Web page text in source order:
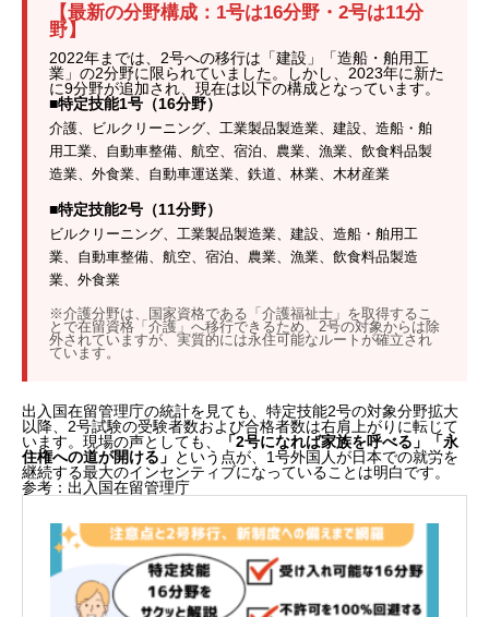
【最新の分野構成：1号は16分野・2号は11分
野】
2022年までは、2号への移行は「建設」「造船・舶用工
業」の2分野に限られていました。しかし、2023年に新た
に9分野が追加され、現在は以下の構成となっています。
■特定技能1号（16分野）
介護、ビルクリーニング、工業製品製造業、建設、造船・舶
用工業、自動車整備、航空、宿泊、農業、漁業、飲食料品製
造業、外食業、自動車運送業、鉄道、林業、木材産業
■特定技能2号（11分野）
ビルクリーニング、工業製品製造業、建設、造船・舶用工
業、自動車整備、航空、宿泊、農業、漁業、飲食料品製造
業、外食業
※介護分野は、国家資格である「介護福祉士」を取得するこ
とで在留資格「介護」へ移行できるため、2号の対象からは除
外されていますが、実質的には永住可能なルートが確立され
ています。
出入国在留管理庁の統計を見ても、特定技能2号の対象分野拡大
以降、2号試験の受験者数および合格者数は右肩上がりに転じて
います。現場の声としても、
「2号になれば家族を呼べる」「永
住権への道が開ける」 という点が、1号外国人が日本での就労を
継続する最大のインセンティブになっていることは明白です。
参考：出入国在留管理庁